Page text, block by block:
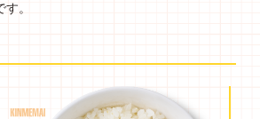
。